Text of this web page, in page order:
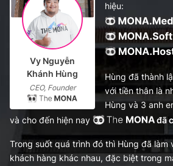
Vy Nguyễn
Khánh Hùng
CEO, Founder
hiệu:
Hùng đã thành
với tiền thân là
Hùng và 3 anh
và cho đến hiện nay
đã
Trong suốt quá trình đó thì Hùng đã làm
khách hàng khác nhau, đặc biệt trong